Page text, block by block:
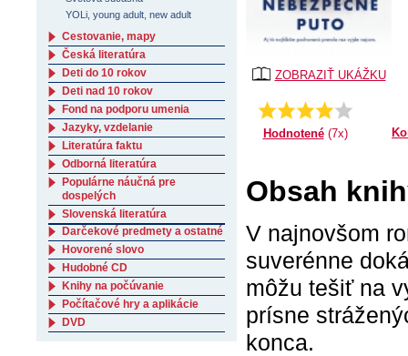
ZOBRAZIŤ UKÁŽKU
Priemer:
4.14285714285714
Hodnotené(7x)
Obsah
V najnovšom
suverénne
môžu tešiť na
prísne
konca.
YOLi, young adult, new adult
Cestovanie, mapy
Česká literatúra
Deti do 10 rokov
Deti nad 10 rokov
Fond na podporu umenia
Jazyky, vzdelanie
Literatúra faktu
Odborná literatúra
Populárne náučná pre
dospelých
Slovenská literatúra
Darčekové predmety a ostatné
Hovorené slovo
Hudobné CD
Knihy na počúvanie
Počítačové hry a aplikácie
DVD